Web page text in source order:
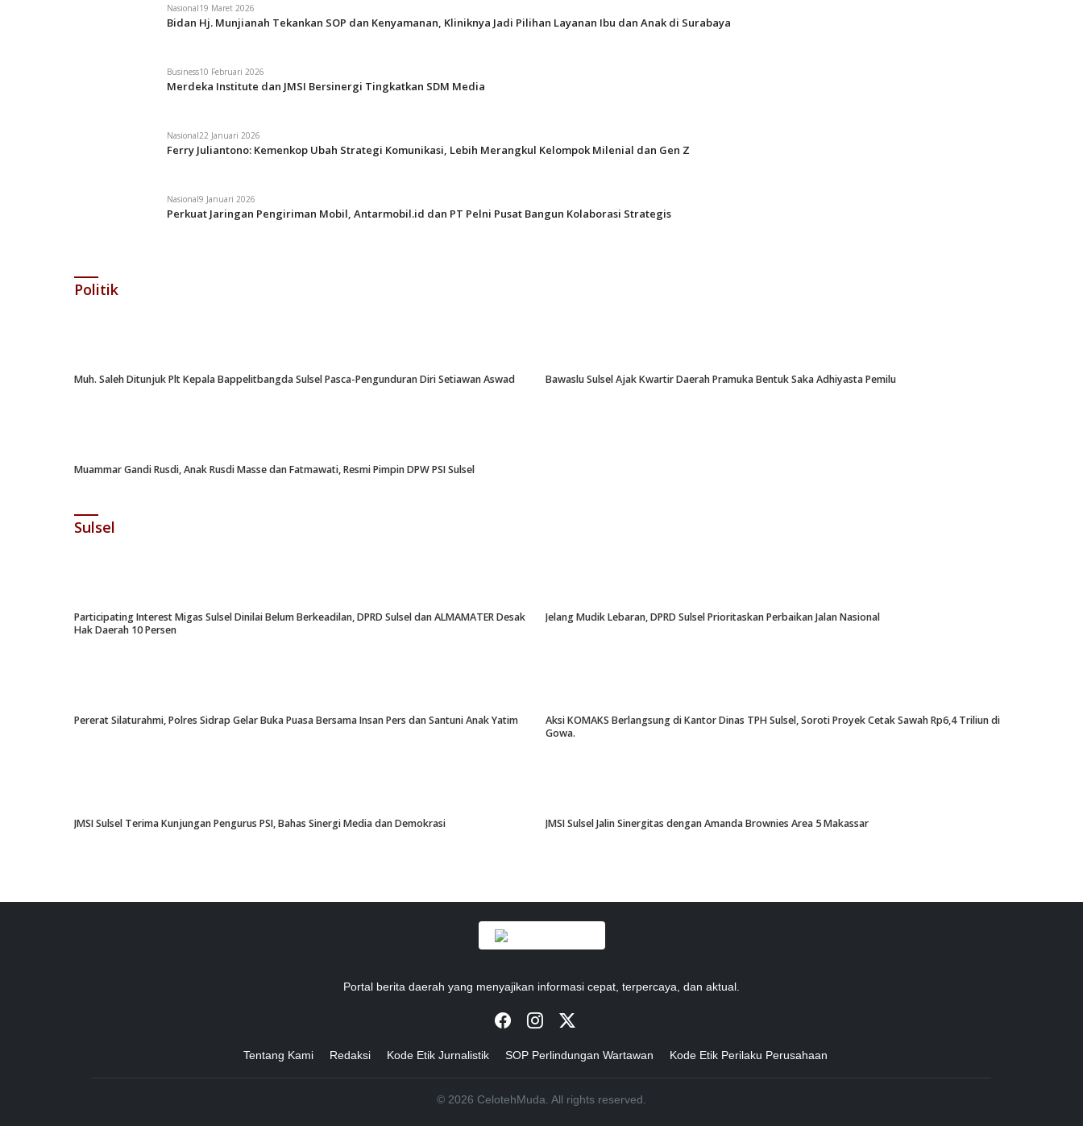
Nasional19 Maret 2026
Bidan Hj. Munjianah Tekankan SOP dan Kenyamanan, Kliniknya Jadi Pilihan Layanan Ibu dan Anak di Surabaya
Business10 Februari 2026
Merdeka Institute dan JMSI Bersinergi Tingkatkan SDM Media
Nasional22 Januari 2026
Ferry Juliantono: Kemenkop Ubah Strategi Komunikasi, Lebih Merangkul Kelompok Milenial dan Gen Z
Nasional9 Januari 2026
Perkuat Jaringan Pengiriman Mobil, Antarmobil.id dan PT Pelni Pusat Bangun Kolaborasi Strategis
Politik
Muh. Saleh Ditunjuk Plt Kepala Bappelitbangda Sulsel Pasca-Pengunduran Diri Setiawan Aswad Bawaslu Sulsel Ajak Kwartir Daerah Pramuka Bentuk Saka Adhiyasta Pemilu
Muammar Gandi Rusdi, Anak Rusdi Masse dan Fatmawati, Resmi Pimpin DPW PSI Sulsel
Sulsel
Participating Interest Migas Sulsel Dinilai Belum Berkeadilan, DPRD Sulsel dan ALMAMATER Desak
Hak Daerah 10 Persen
Jelang Mudik Lebaran, DPRD Sulsel Prioritaskan Perbaikan Jalan Nasional
Pererat Silaturahmi, Polres Sidrap Gelar Buka Puasa Bersama Insan Pers dan Santuni Anak Yatim
Aksi KOMAKS Berlangsung di Kantor Dinas TPH Sulsel, Soroti Proyek Cetak Sawah Rp6,4 Triliun di
Gowa.
JMSI Sulsel Terima Kunjungan Pengurus PSI, Bahas Sinergi Media dan Demokrasi JMSI Sulsel Jalin Sinergitas dengan Amanda Brownies Area 5 Makassar
Portal berita daerah yang menyajikan informasi cepat, terpercaya, dan aktual.
Tentang Kami Redaksi Kode Etik Jurnalistik SOP Perlindungan Wartawan Kode Etik Perilaku Perusahaan
© 2026 CelotehMuda. All rights reserved.